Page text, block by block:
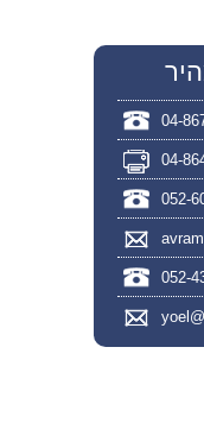
04-
04-
052-
052-